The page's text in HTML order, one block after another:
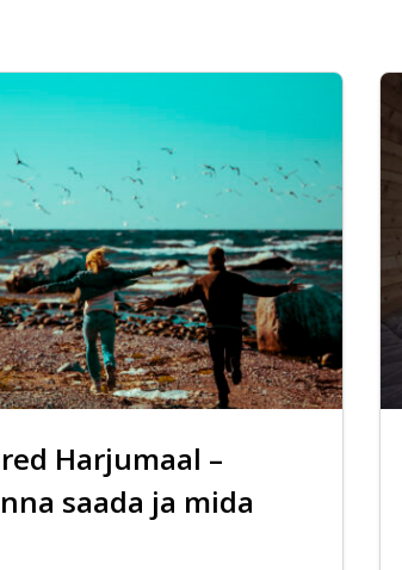
Harjumaal –
saada ja mida